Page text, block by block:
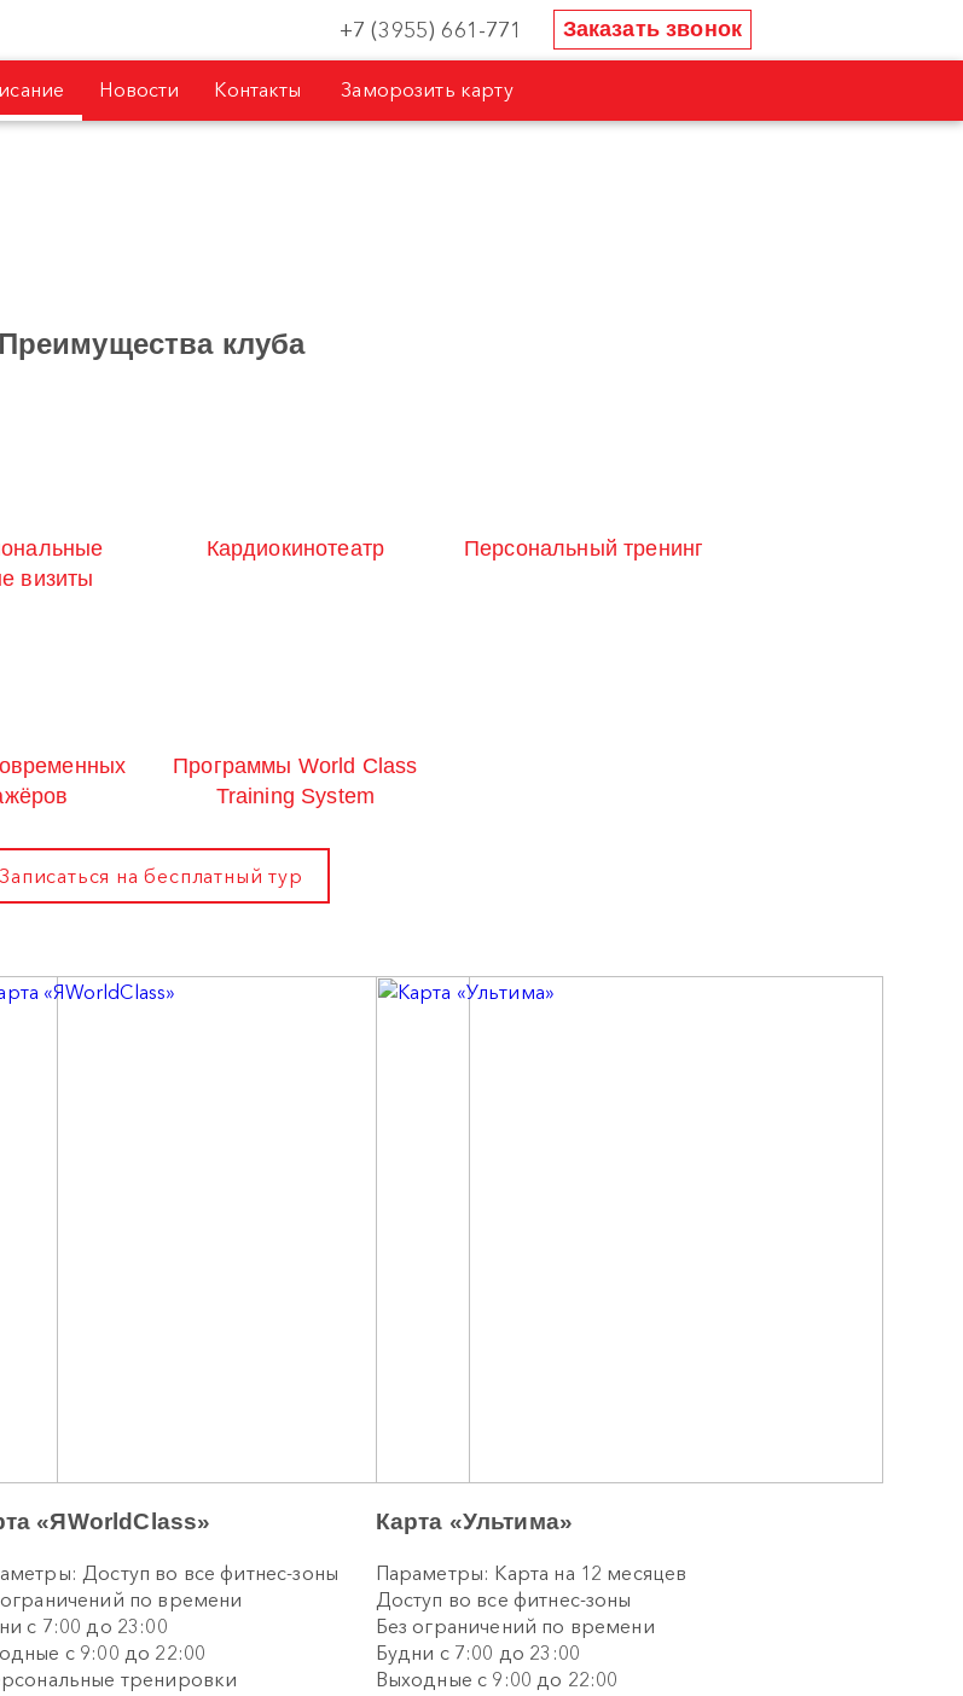
Заказать звонок
+7 (3955) 661-771
Новости Контакты Заморозить карту
Преимущества клуба
визиты
Кардиокинотеатр Персональный тренинг
Программы World Class
Training System
Записаться на бесплатный тур
«ЯWorldClass»
Доступ во все фитнес-зоны
по времени
с 7:00 до 23:00
с 9:00 до 22:00
тренировки
Карта «Ультима»
Параметры: Карта на 12 месяцев
Доступ во все фитнес-зоны
Без ограничений по времени
Будни с 7:00 до 23:00
Выходные с 9:00 до 22:00